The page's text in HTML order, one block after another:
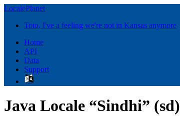
LocalePlanet
Toto, I've a feeling we're not in Kansas anymore
Home
API
Data
Support
Java Locale “Sindhi” (sd)